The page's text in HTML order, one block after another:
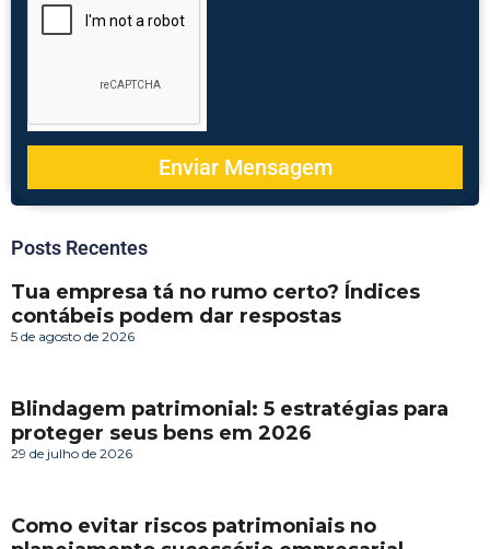
Enviar Mensagem
Posts Recentes
Tua empresa tá no rumo certo? Índices
contábeis podem dar respostas
5 de agosto de 2026
Blindagem patrimonial: 5 estratégias para
proteger seus bens em 2026
29 de julho de 2026
Como evitar riscos patrimoniais no